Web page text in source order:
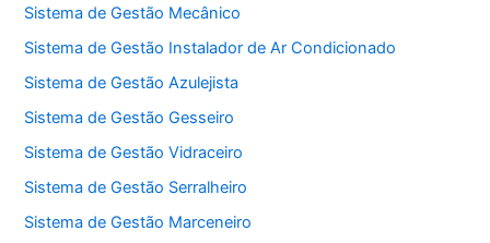
Sistema de Gestão Mecânico
Sistema de Gestão Instalador de Ar Condicionado
Sistema de Gestão Azulejista
Sistema de Gestão Gesseiro
Sistema de Gestão Vidraceiro
Sistema de Gestão Serralheiro
Sistema de Gestão Marceneiro